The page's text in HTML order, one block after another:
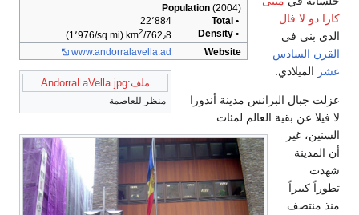
Population (2004)
• Total
22٬884
• Density
762٫8/km 2
(1٬976/sq mi)
Website
www.andorralavella.ad
ملف:AndorraLaVella.jpg
منظر للعاصمة
كازا دو لا فال
الذي بني في
القرن السادس
عشر الميلادي.
عزلت جبال البرانس مدينة أندورا
لا فيلا عن بقية العالم لمئات
السنين، غير
أن المدينة
شهدت
تطوراً كبيراً
منذ منتصف